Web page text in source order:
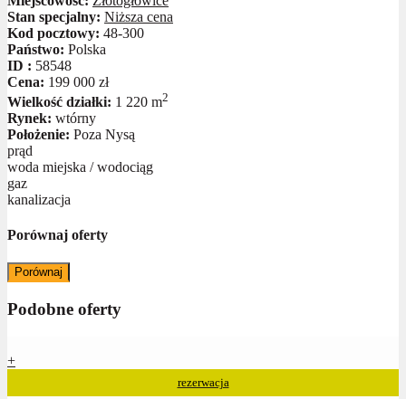
Stan specjalny: Niższa cena
Kod pocztowy: 48-300
Państwo: Polska
ID : 58548
Cena: 199 000 zł
Wielkość działki: 1 220 m2
Rynek: wtórny
Położenie: Poza Nysą
prąd
woda miejska / wodociąg
gaz
kanalizacja
Porównaj oferty
Porównaj
Podobne oferty
+
rezerwacja